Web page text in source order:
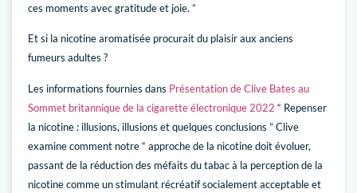
ces moments avec gratitude et joie. ”
Et si la nicotine aromatisée procurait du plaisir aux anciens
fumeurs adultes ?
Les informations fournies dans Présentation de Clive Bates au
Sommet britannique de la cigarette électronique 2022 “ Repenser
la nicotine : illusions, illusions et quelques conclusions ” Clive
examine comment notre “ approche de la nicotine doit évoluer,
passant de la réduction des méfaits du tabac à la perception de la
nicotine comme un stimulant récréatif socialement acceptable et